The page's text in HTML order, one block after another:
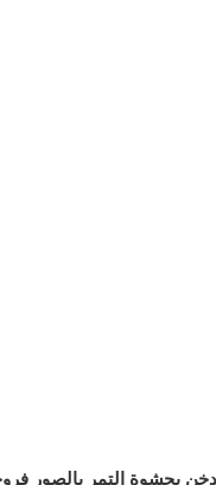
بحشوة التمر بالصور